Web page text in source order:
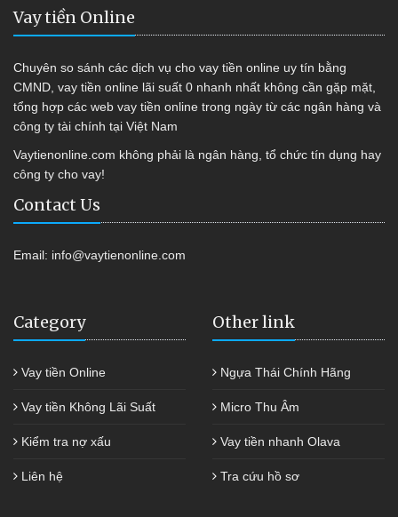
Vay tiền Online
Chuyên so sánh các dịch vụ cho vay tiền online uy tín bằng
CMND, vay tiền online lãi suất 0 nhanh nhất không cần gặp mặt,
tổng hợp các web vay tiền online trong ngày từ các ngân hàng và
công ty tài chính tại Việt Nam
Vaytienonline.com không phải là ngân hàng, tổ chức tín dụng hay
công ty cho vay!
Contact Us
Email: info@vaytienonline.com
Category
Vay tiền Online
Vay tiền Không Lãi Suất
Kiểm tra nợ xấu
Liên hệ
Other link
Ngựa Thái Chính Hãng
Micro Thu Âm
Vay tiền nhanh Olava
Tra cứu hồ sơ